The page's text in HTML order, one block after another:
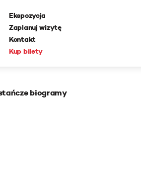
Ekspozycja
Zaplanuj wizytę
Kontakt
Kup bilety
biogramy